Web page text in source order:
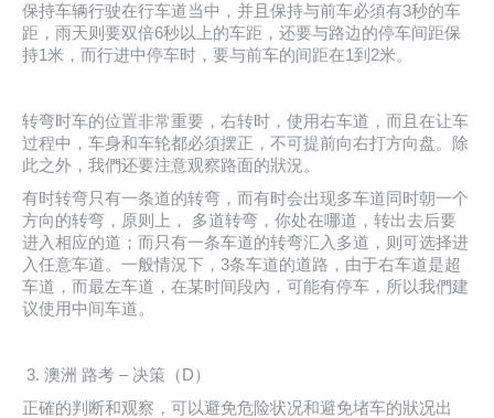
保持车辆行驶在行车道当中，并且保持与前车必須有3秒的车
距，雨天则要双倍6秒以上的车距，还要与路边的停车间距保
持1米，而行进中停车时，要与前车的间距在1到2米。
转弯时车的位置非常重要，右转时，使用右车道，而且在让车
过程中，车身和车轮都必須摆正，不可提前向右打方向盘。除
此之外，我們还要注意观察路面的狀況。
有时转弯只有一条道的转弯，而有时会出现多车道同时朝一个
方向的转弯，原则上， 多道转弯，你处在哪道，转出去后要
进入相应的道；而只有一条车道的转弯汇入多道，则可选择进
入任意车道。一般情況下，3条车道的道路，由于右车道是超
车道，而最左车道，在某时间段內，可能有停车，所以我們建
议使用中间车道。
澳洲 路考 – 决策（D）
正確的判断和观察，可以避免危险状况和避免堵车的狀况出